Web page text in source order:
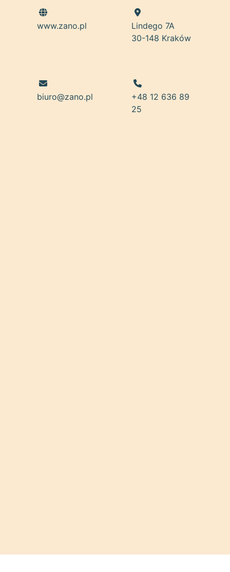
www.zano.pl
Lindego 7A
30-148 Kraków
biuro@zano.pl
+48 12 636 89
25